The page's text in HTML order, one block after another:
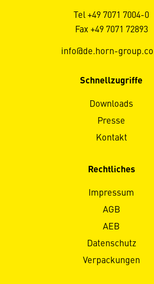
Tel +49 7071 7004-0
Fax +49 7071 72893
info@de.horn-
Schnellzugriffe
Downloads
Presse
Kontakt
Rechtliches
Impressum
AGB
AEB
Datenschutz
Verpackungen